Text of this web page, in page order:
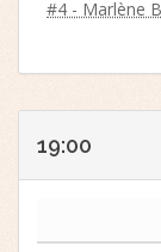
#4 - Marlène
19:00